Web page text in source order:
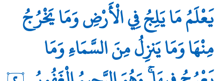
يَعْلَمُ مَا يَلِجُ فِي الْأَرْضِ وَمَا يَخْرُجُ
مِنْهَا وَمَا يَنزِلُ مِنَ السَّمَاءِ وَمَا